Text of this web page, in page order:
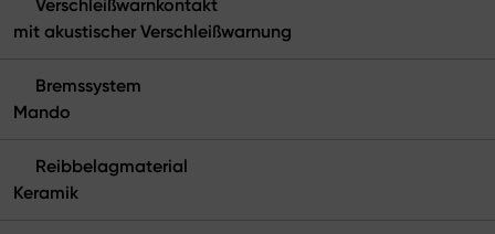
Verschleißwarnkontakt
mit akustischer Verschleißwarnung
Bremssystem
Mando
Reibbelagmaterial
Keramik